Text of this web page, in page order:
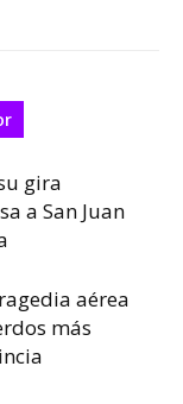
gira
a San Juan
aérea
más